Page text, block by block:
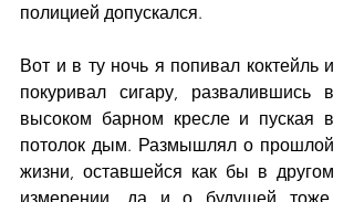
полицией допускался.
Вот и в ту ночь я попивал коктейль и
покуривал сигару, развалившись в
высоком барном кресле и пуская в
потолок дым. Размышлял о прошлой
жизни, оставшейся как бы в другом
измерении, да и о будущей тоже.